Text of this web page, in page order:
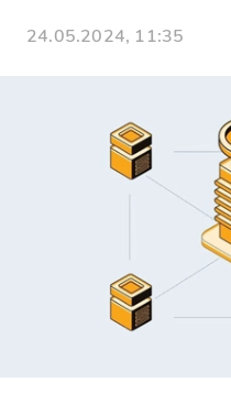
24.05.2024, 11:35